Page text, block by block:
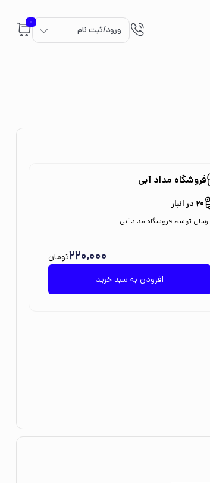
ورود/ثبت نام
0
فروشگاه مداد آبی
20 در انبار
ارسال توسط فروشگاه مداد آبی
افزودن به سبد خرید
220,000تومان